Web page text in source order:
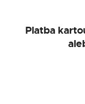
Platba